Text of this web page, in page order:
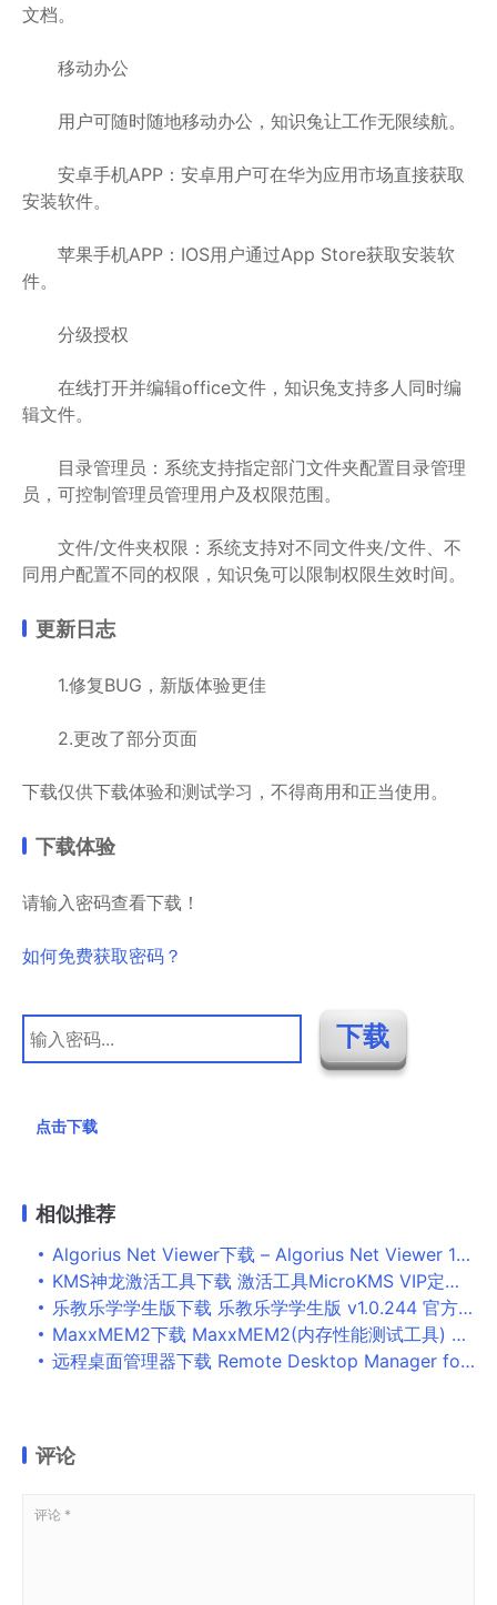
文档。
移动办公
用户可随时随地移动办公，知识兔让工作无限续航。
安卓手机APP：安卓用户可在华为应用市场直接获取
安装软件。
苹果手机APP：IOS用户通过App Store获取安装软
件。
分级授权
在线打开并编辑office文件，知识兔支持多人同时编
辑文件。
目录管理员：系统支持指定部门文件夹配置目录管理
员，可控制管理员管理用户及权限范围。
文件/文件夹权限：系统支持对不同文件夹/文件、不
同用户配置不同的权限，知识兔可以限制权限生效时间。
更新日志
1.修复BUG，新版体验更佳
2.更改了部分页面
下载仅供下载体验和测试学习，不得商用和正当使用。
下载体验
请输入密码查看下载！
如何免费获取密码？
点击下载
相似推荐
Algorius Net Viewer下载 – Algorius Net Viewer 11.7.0 破解版
KMS神龙激活工具下载 激活工具MicroKMS VIP定制版 v2019.01.18 无弹窗 中文免费绿色版
乐教乐学学生版下载 乐教乐学学生版 v1.0.244 官方安装版
MaxxMEM2下载 MaxxMEM2(内存性能测试工具) v1.95 免装版
远程桌面管理器下载 Remote Desktop Manager for mac v2021.2.13.0 中文苹果电脑版
评论